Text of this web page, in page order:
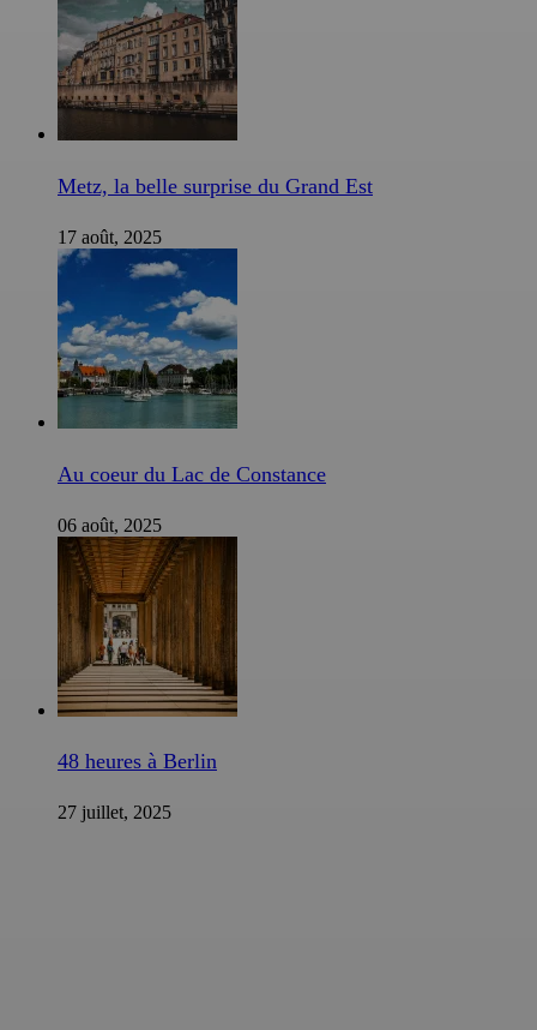
Metz, la belle surprise du Grand Est
17 août, 2025
Au coeur du Lac de Constance
06 août, 2025
48 heures à Berlin
27 juillet, 2025